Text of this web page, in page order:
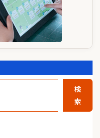
検
索